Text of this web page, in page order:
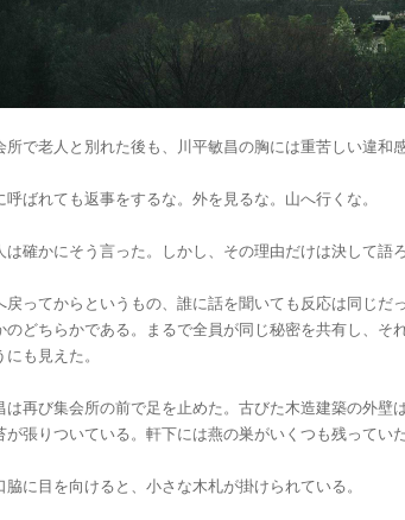
で老人と別れた後も、川平敏昌の胸には重苦しい違和
ばれても返事をするな。外を見るな。山へ行くな。
確かにそう言った。しかし、その理由だけは決して語
ってからというもの、誰に話を聞いても反応は同じだ
のどちらかである。まるで全員が同じ秘密を共有し、そ
にも見えた。
再び集会所の前で足を止めた。古びた木造建築の外壁
が張りついている。軒下には燕の巣がいくつも残ってい
に目を向けると、小さな木札が掛けられている。